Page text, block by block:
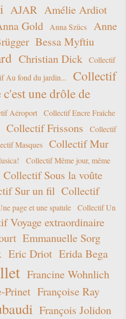
AJAR Amélie Ardiot
Gold Anna Szücs
Anne
Bessa Myftiu
Christian Dick
Collectif
Au fond du jardin...
Collectif
une drôle de
Aéroport Collectif Encre Fraîche
Collectif Frissons
Collectif
Masques
Collectif Mur
Collectif Même jour, même
Collectif Sous la voûte
Sur un fil Collectif
page et une spatule
Collectif Un
Voyage extraordinaire
Emmanuelle Sorg
Eric Driot Erida Bega
Francine Wohnlich
Prinet Françoise Ray
François Jolidon